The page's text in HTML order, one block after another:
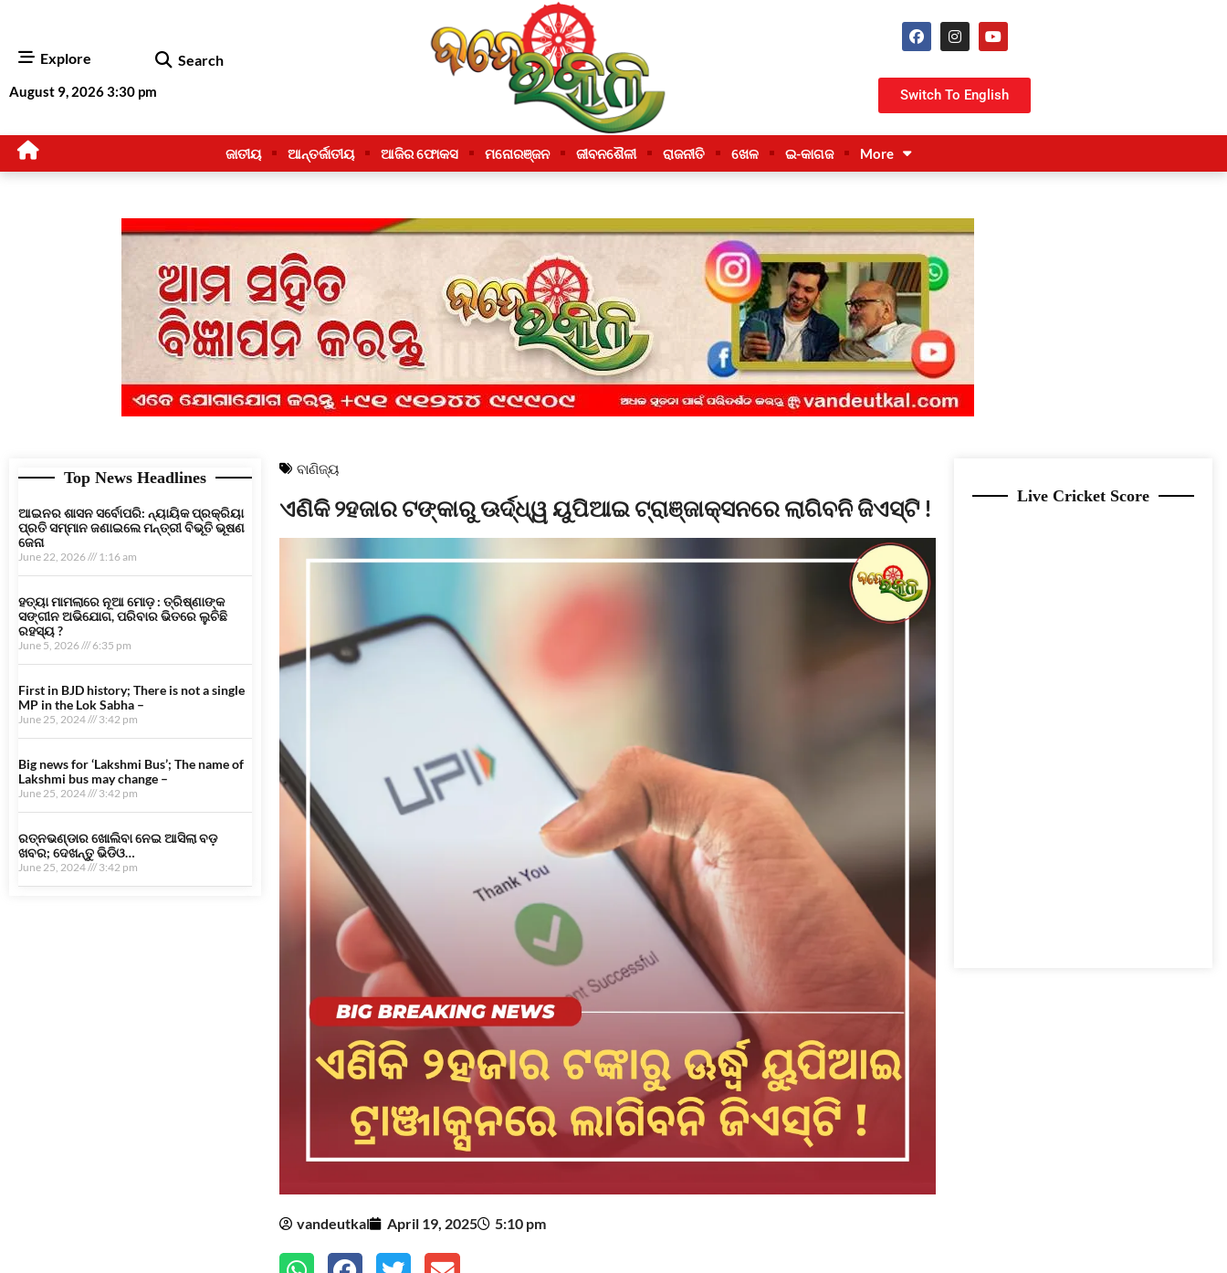
Explore Search
August 9, 2026 3:30 pm Switch To English
ଜାତୀୟ ଆନ୍ତର୍ଜାତୀୟ ଆଜିର ଫୋକସ ମନୋରଞ୍ଜନ ଜୀବନଶୈଳୀ ରାଜନୀତି ଖେଳ ଇ-କାଗଜ More
Top News Headlines
ଆଇନର ଶାସନ ସର୍ବୋପରି: ନ୍ୟାୟିକ ପ୍ରକ୍ରିୟା
ପ୍ରତି ସମ୍ମାନ ଜଣାଇଲେ ମନ୍ତ୍ରୀ ବିଭୂତି ଭୂଷଣ
ଜେନା
June 22, 2026 1:16 am
ହତ୍ୟା ମାମଲାରେ ନୂଆ ମୋଡ଼ : ତ୍ରିଷ୍ଣାଙ୍କ
ସଙ୍ଗୀନ ଅଭିଯୋଗ, ପରିବାର ଭିତରେ ଲୁଚିଛି
ରହସ୍ୟ ?
June 5, 2026 6:35 pm
First in BJD history; There is not a single
MP in the Lok Sabha –
June 25, 2024 3:42 pm
Big news for ‘Lakshmi Bus’; The name of
Lakshmi bus may change –
June 25, 2024 3:42 pm
ରତ୍ନଭଣ୍ଡାର ଖୋଲିବା ନେଇ ଆସିଲା ବଡ଼
ଖବର; ଦେଖନ୍ତୁ ଭିଡିଓ…
June 25, 2024 3:42 pm
ବାଣିଜ୍ୟ
ଏଣିକି ୨ହଜାର ଟଙ୍କାରୁ ଊର୍ଦ୍ଧ୍ୱ ୟୁପିଆଇ ଟ୍ରାଞ୍ଜାକ୍ସନରେ ଲାଗିବନି ଜିଏସ୍‌ଟି !
vandeutkal April 19, 2025 5:10 pm
Live Cricket Score